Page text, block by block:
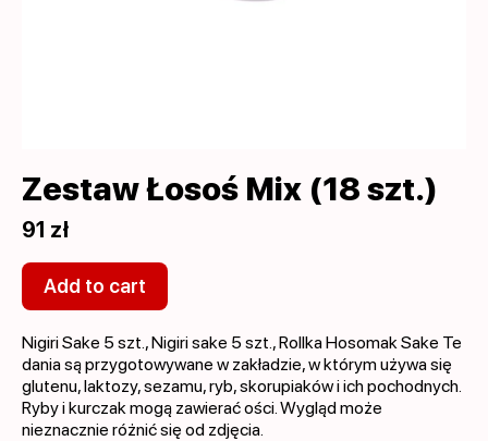
Zestaw Łosoś Mix (18 szt.)
91 zł
Add to cart
Nigiri Sake 5 szt., Nigiri sake 5 szt., Rollka Hosomak Sake Te
dania są przygotowywane w zakładzie, w którym używa się
glutenu, laktozy, sezamu, ryb, skorupiaków i ich pochodnych.
Ryby i kurczak mogą zawierać ości. Wygląd może
nieznacznie różnić się od zdjęcia.